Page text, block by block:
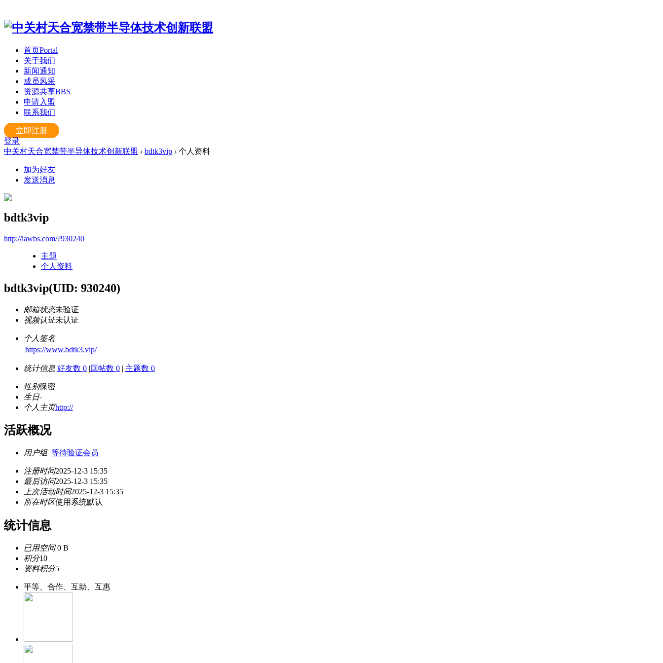
首页Portal
关于我们
新闻通知
成员风采
资源共享BBS
申请入盟
联系我们
立即注册
登录
中关村天合宽禁带半导体技术创新联盟 › bdtk3vip › 个人资料
加为好友
发送消息
bdtk3vip
http://iawbs.com/?930240
主题
个人资料
bdtk3vip(UID: 930240)
邮箱状态未验证
视频认证未认证
个人签名
https://www.bdtk3.vip/
统计信息 好友数 0 |回帖数 0 | 主题数 0
性别保密
生日-
个人主页http://
活跃概况
用户组 等待验证会员
注册时间2025-12-3 15:35
最后访问2025-12-3 15:35
上次活动时间2025-12-3 15:35
所在时区使用系统默认
统计信息
已用空间0 B
积分10
资料积分5
平等、合作、互助、互惠